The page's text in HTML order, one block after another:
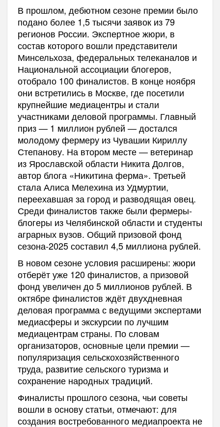
В прошлом, дебютном сезоне премии было
подано более 1,5 тысячи заявок из 79
регионов России. Экспертное жюри, в
состав которого вошли представители
Минсельхоза, федеральных телеканалов и
Национальной ассоциации блогеров,
отобрало 100 финалистов. В конце ноября
они встретились в Москве, где посетили
крупнейшие медиацентры и стали
участниками деловой программы. Главный
приз — 1 миллион рублей — достался
молодому фермеру из Чувашии Кириллу
Степанову. На втором месте — ветеринар
из Ярославской области Никита Долгов,
автор блога «Никитина ферма». Третьей
стала Алиса Мелехина из Удмуртии,
переехавшая за город и разводящая овец.
Среди финалистов также были фермеры-
блогеры из Челябинской области и студенты
аграрных вузов. Общий призовой фонд
сезона-2025 составил 4,5 миллиона рублей.
В новом сезоне условия расширены: жюри
отберёт уже 120 финалистов, а призовой
фонд увеличен до 5 миллионов рублей. В
октябре финалистов ждёт двухдневная
деловая программа с ведущими экспертами
медиасферы и экскурсии по лучшим
медиацентрам страны. По словам
организаторов, основные цели премии —
популяризация сельскохозяйственного
труда, развитие сельского туризма и
сохранение народных традиций.
Финалисты прошлого сезона, чьи советы
вошли в основу статьи, отмечают: для
создания востребованного медиапроекта не